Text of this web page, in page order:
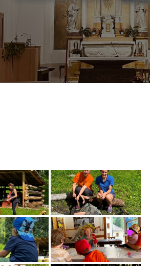
PIERABECH
FOTO E VIDEO
CONTATTI